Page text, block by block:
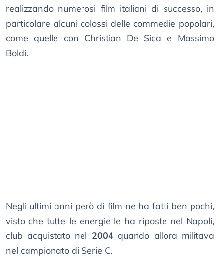
realizzando numerosi film italiani di successo, in
particolare alcuni colossi delle commedie popolari,
come quelle con Christian De Sica e Massimo
Boldi.
Negli ultimi anni però di film ne ha fatti ben pochi,
visto che tutte le energie le ha riposte nel Napoli,
club acquistato nel 2004quando allora militava
nel campionato di Serie C.